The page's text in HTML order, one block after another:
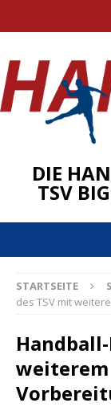
DIE
TSV
STARTSEITE
des TSV mit